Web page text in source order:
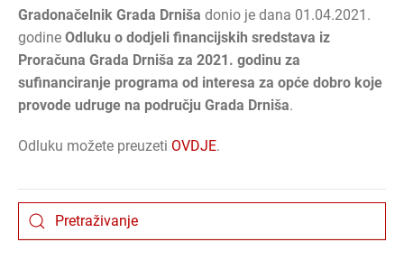
Gradonačelnik Grada Drniša donio je dana 01.04.2021.
godine Odluku o dodjeli financijskih sredstava iz
Proračuna Grada Drniša za 2021. godinu za
sufinanciranje programa od interesa za opće dobro koje
provode udruge na području Grada Drniša.
Odluku možete preuzeti OVDJE.